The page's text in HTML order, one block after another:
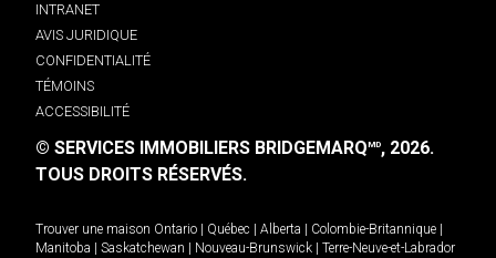
INTRANET
AVIS JURIDIQUE
CONFIDENTIALITÉ
TÉMOINS
ACCESSIBILITÉ
© SERVICES IMMOBILIERS BRIDGEMARQMD, 2026.
TOUS DROITS RÉSERVÉS.
Trouver une maison Ontario Québec Alberta Colombie-Britannique
Manitoba
Saskatchewan Nouveau-Brunswick
Terre-Neuve-et-Labrador